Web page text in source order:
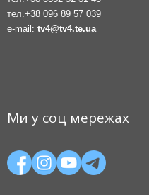
тел. +38 096 89 57 039
e-mail: tv4@tv4.te.ua
Ми у соц мережах